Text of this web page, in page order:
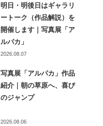
明日・明後日はギャラリ
ートーク（作品解説）を
開催します｜写真展「ア
ルパカ」
2026.08.07
写真展「アルパカ」作品
紹介｜朝の草原へ、喜び
のジャンプ
2026.08.06